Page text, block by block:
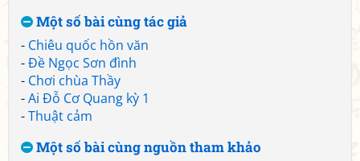
Một số bài cùng tác giả
- Chiêu quốc hồn văn
-Đề Ngọc Sơn đình
- Chơi chùa Thầy
-Ai Đỗ Cơ Quang kỳ 1
-Thuật cảm
Một số bài cùng nguồn tham khảo